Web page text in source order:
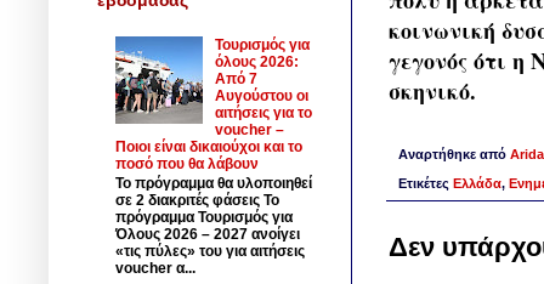
κοινωνική
γεγονός ότι
σκηνικό.
Αναρτήθηκε από
Ετικέτες Ελλάδα,
Δεν
Τουρισμός για
όλους 2026:
Από 7
Αυγούστου οι
αιτήσεις για το
voucher –
Ποιοι είναι δικαιούχοι και το
ποσό που θα λάβουν
Το πρόγραμμα θα υλοποιηθεί
σε 2 διακριτές φάσεις Το
πρόγραμμα Τουρισμός για
Όλους 2026 – 2027 ανοίγει
«τις πύλες» του για αιτήσεις
voucher α...